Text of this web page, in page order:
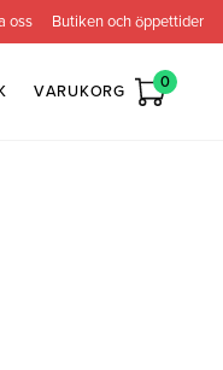
oss Butiken och öppettider
VARUKORG 0